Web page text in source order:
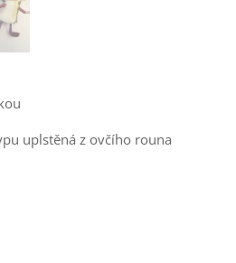
uplstěná z ovčího rouna